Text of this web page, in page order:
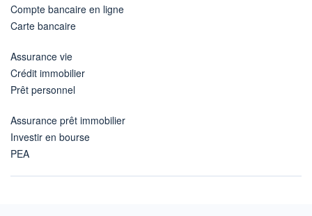
Compte bancaire en ligne
Carte bancaire
Assurance vie
Crédit immobilier
Prêt personnel
Assurance prêt immobilier
Investir en bourse
PEA